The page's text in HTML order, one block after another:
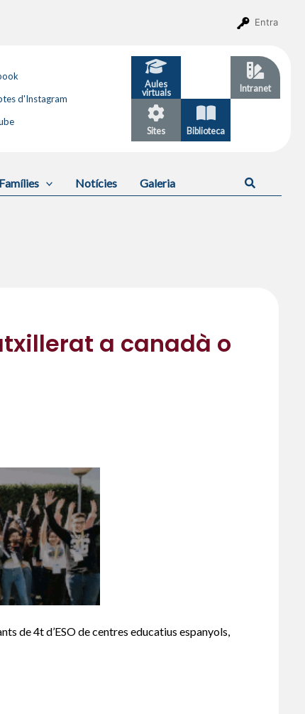
Entra
d'Instagram
Aules
virtuals
Intranet
Sites Biblioteca
Famílies Notícies Galeria Cerca
a canadà o
de 4t d’ESO de centres educatius espanyols,